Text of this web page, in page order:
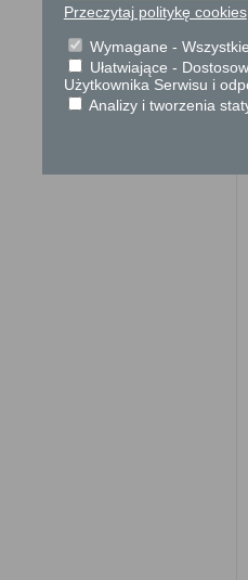
Przeczytaj politykę cookies
Wymagane -
Ułatwiające -
Użytkownika Serwisu i
Analizy i tworzenia